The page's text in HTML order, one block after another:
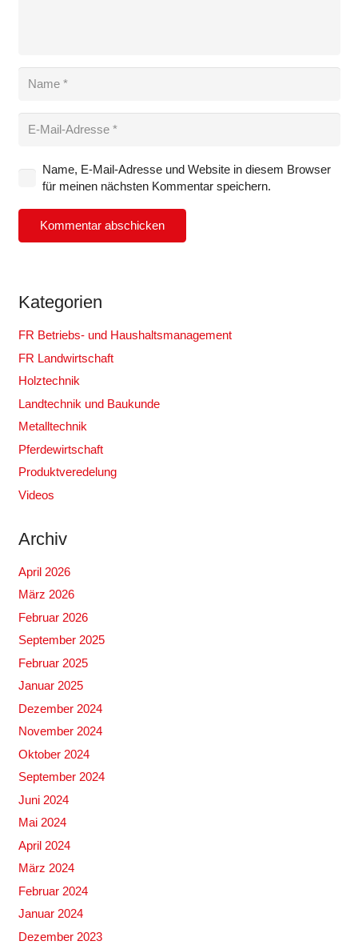
Name, E-Mail-Adresse und Website in diesem Browser
für meinen nächsten Kommentar speichern.
Kommentar abschicken
Kategorien
FR Betriebs- und Haushaltsmanagement
FR Landwirtschaft
Holztechnik
Landtechnik und Baukunde
Metalltechnik
Pferdewirtschaft
Produktveredelung
Videos
Archiv
April 2026
März 2026
Februar 2026
September 2025
Februar 2025
Januar 2025
Dezember 2024
November 2024
Oktober 2024
September 2024
Juni 2024
Mai 2024
April 2024
März 2024
Februar 2024
Januar 2024
Dezember 2023